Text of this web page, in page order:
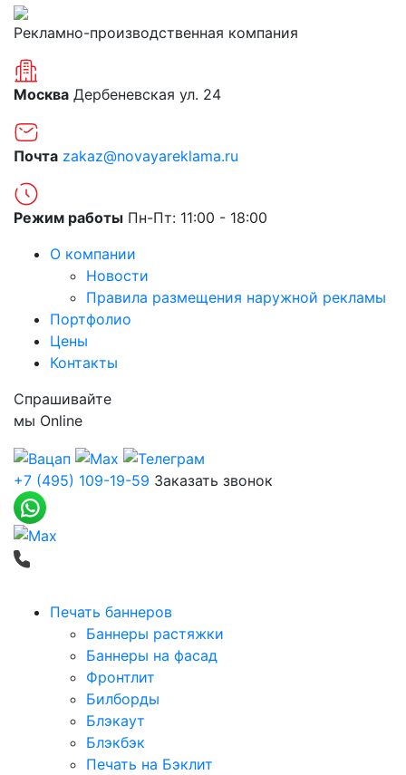
Рекламно-производственная компания
Москва Дербеневская ул. 24
Почта zakaz@novayareklama.ru
Режим работы Пн-Пт: 11:00 - 18:00
О компании
Новости
Правила размещения наружной рекламы
Портфолио
Цены
Контакты
Спрашивайте
мы Online
+7 (495) 109-19-59 Заказать звонок
Печать баннеров
Баннеры растяжки
Баннеры на фасад
Фронтлит
Билборды
Блэкаут
Блэкбэк
Печать на Бэклит